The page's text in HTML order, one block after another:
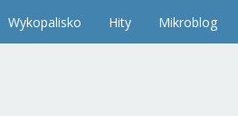
Wykopalisko Hity Mikroblog